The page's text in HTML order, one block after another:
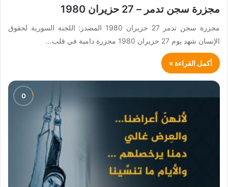
مجزرة سجن تدمر – 27 حزيران 1980
مجزرة سجن تدمر 27 حزيران 1980 المصدر: اللجنة السورية لحقوق
الإنسان شهد يوم 27 حزيران 1980 مجزرة دامية في قلب…
أكمل القراءة »